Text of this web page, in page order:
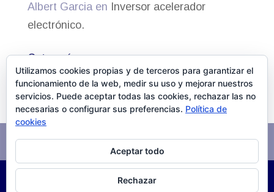
Albert Garciaen Inversor acelerador
electrónico.
Categorías
Actualidad
Aviso Legal Política de cookies
Utilizamos cookies propias y de terceros para garantizar el
funcionamiento de la web, medir su uso y mejorar nuestros
servicios. Puede aceptar todas las cookies, rechazar las no
necesarias o configurar sus preferencias. Política de
cookies
Aceptar todo
Rechazar